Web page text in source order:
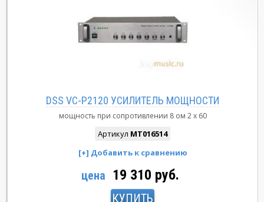
DSS VC-P2120 УСИЛИТЕЛЬ МОЩНОСТИ
мощность при сопротивлении 8 ом 2 x 60
Артикул MT016514
цена 19 310 руб.
КУПИТЬ